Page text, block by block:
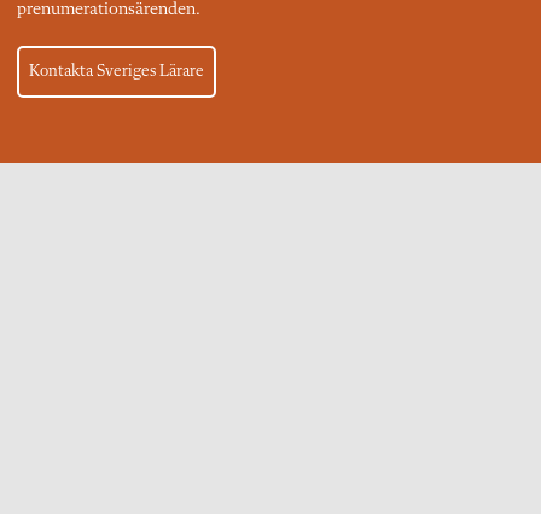
prenumerationsärenden.
Kontakta Sveriges Lärare